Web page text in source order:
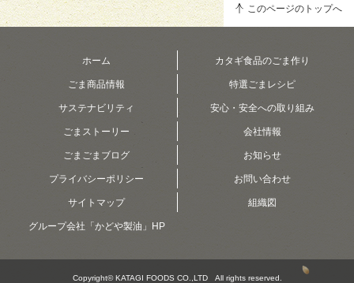
このページのトップへ
ホーム カタギ食品のごま作り
ごま商品情報 特選ごまレシピ
サステナビリティ 安心・安全への取り組み
ごまストーリー 会社情報
ごまごまブログ お知らせ
プライバシーポリシー お問い合わせ
サイトマップ 組織図
グループ会社「かどや製油」HP
Copyright© KATAGI FOODS CO.,LTD All rights reserved.